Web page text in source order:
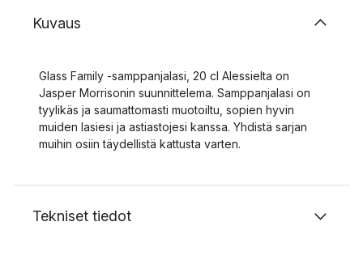
Kuvaus
Glass Family -samppanjalasi, 20 cl Alessielta on
Jasper Morrisonin suunnittelema. Samppanjalasi on
tyylikäs ja saumattomasti muotoiltu, sopien hyvin
muiden lasiesi ja astiastojesi kanssa. Yhdistä sarjan
muihin osiin täydellistä kattusta varten.
Tekniset tiedot